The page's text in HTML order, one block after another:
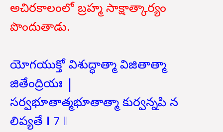
అచిరకాలంలో బ్రహ్మ సాక్షాత్కార్యం
పొందుతాడు.
యోగయుక్తో విశుద్ధాత్మా విజితాత్మా
జితేంద్రియః |
సర్వభూతాత్మభూతాత్మా కుర్వన్నపి న
లిప్యతే ‖ 7 ‖